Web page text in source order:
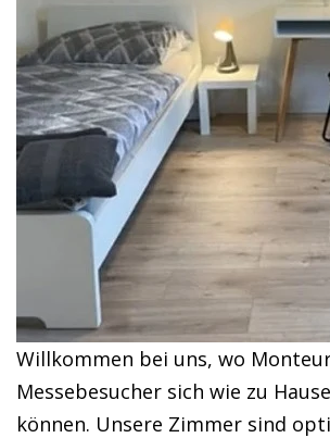
Willkommen bei uns, wo
Messebesucher sich wie zu
können. Unsere Zimmer sind